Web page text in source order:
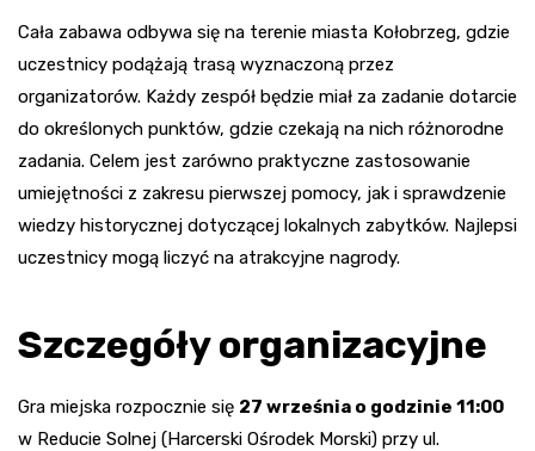
Cała zabawa odbywa się na terenie miasta Kołobrzeg, gdzie
uczestnicy podążają trasą wyznaczoną przez
organizatorów. Każdy zespół będzie miał za zadanie dotarcie
do określonych punktów, gdzie czekają na nich różnorodne
zadania. Celem jest zarówno praktyczne zastosowanie
umiejętności z zakresu pierwszej pomocy, jak i sprawdzenie
wiedzy historycznej dotyczącej lokalnych zabytków. Najlepsi
uczestnicy mogą liczyć na atrakcyjne nagrody.
Szczegóły organizacyjne
Gra miejska rozpocznie się 27 września o godzinie 11:00
w Reducie Solnej (Harcerski Ośrodek Morski) przy ul.